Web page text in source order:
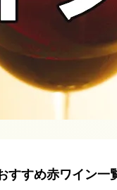
すすめ赤ワイン一